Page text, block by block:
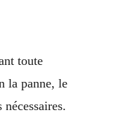
toute
la panne, le